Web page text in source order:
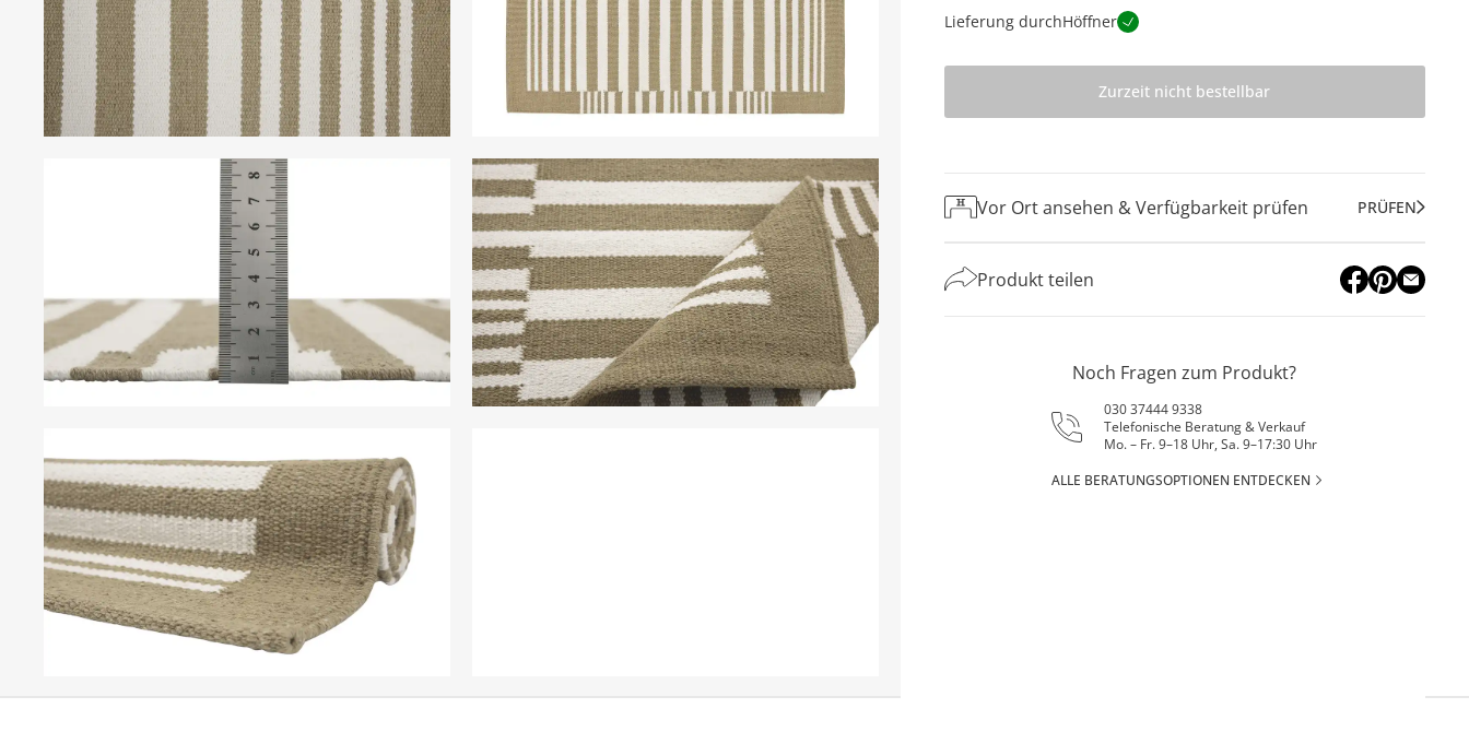
Lieferung durchHöffner
Zurzeit nicht bestellbar
Vor Ort ansehen & Verfügbarkeit prüfen PRÜFEN
Produkt teilen
Noch Fragen zum Produkt?
030 37444 9338
Telefonische Beratung & Verkauf
Mo. – Fr. 9–18 Uhr, Sa. 9–17:30 Uhr
ALLE BERATUNGSOPTIONEN ENTDECKEN